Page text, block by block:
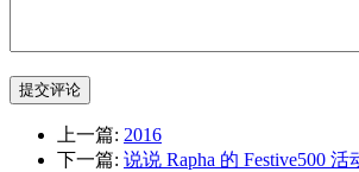
提交评论
上一篇: 2016
下一篇: 说说 Rapha 的 Festive500 活